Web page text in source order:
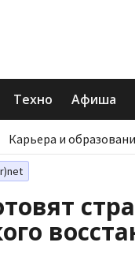
Техно Афиша
Карьера и